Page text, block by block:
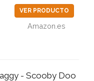
VER PRODUCTO
Amazon.es
- Scooby Doo